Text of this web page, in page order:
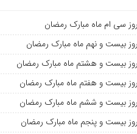
سی ام ماه مبارک رمضان
بیست و نهم ماه مبارک رمضان
بیست و هشتم ماه مبارک رمضان
بیست و هفتم ماه مبارک رمضان
بیست و ششم ماه مبارک رمضان
بیست و پنجم ماه مبارک رمضان